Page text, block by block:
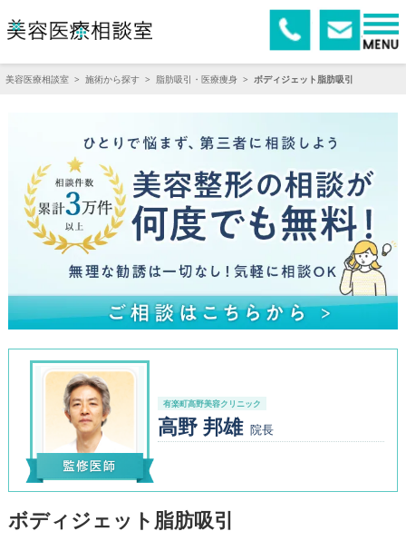
美容医療相談室 > 施術から探す > 脂肪吸引・医療痩身 > ボディジェット脂肪吸引
有楽町高野美容クリニック
高野 邦雄 院長
ボディジェット脂肪吸引